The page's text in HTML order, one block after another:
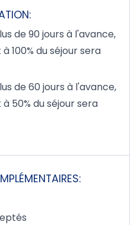
de 90 jours à l'avance,
100% du séjour sera
de 60 jours à l'avance,
50% du séjour sera